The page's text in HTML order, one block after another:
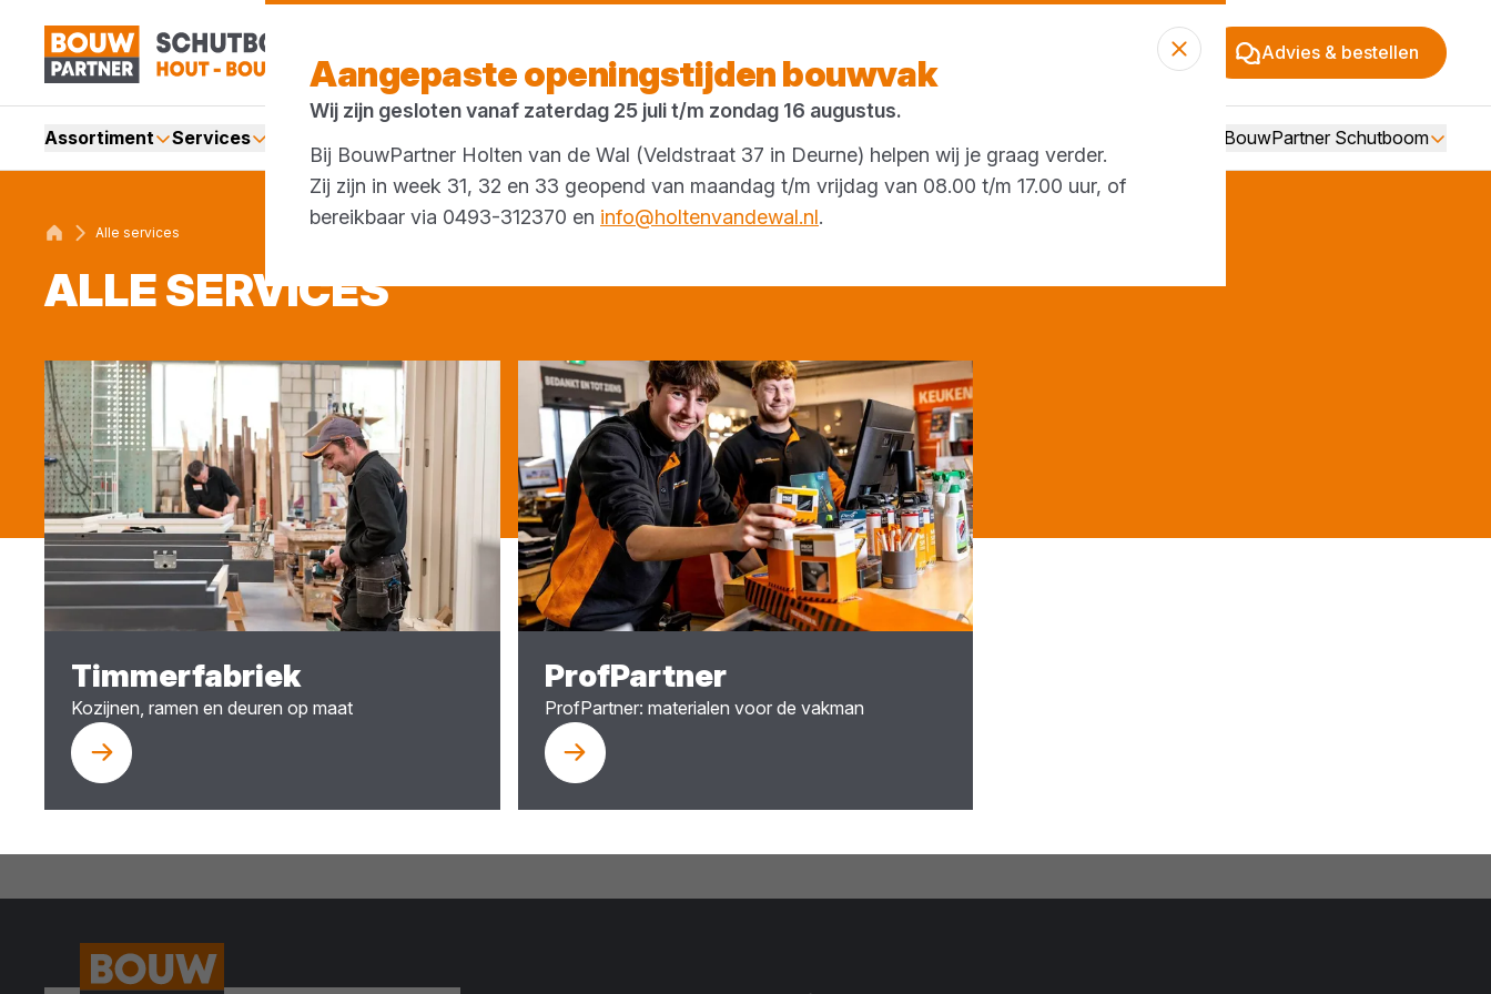
Advies & bestellen
Assortiment Services Over BouwPartner Schutboom
Alle services
ALLE SER­VI­CES
Timmerfabriek
Kozijnen, ramen en deuren op maat
ProfPartner
ProfPartner: materialen voor de vakman
Aangepaste openingstijden bouwvak
Wij zijn gesloten vanaf zaterdag 25 juli t/m zondag 16 augustus.
Bij BouwPartner Holten van de Wal (Veldstraat 37 in Deurne) helpen wij je graag verder.
Zij zijn in week 31, 32 en 33 geopend van maandag t/m vrijdag van 08.00 t/m 17.00 uur, of
bereikbaar via 0493-312370 en info@holtenvandewal.nl.